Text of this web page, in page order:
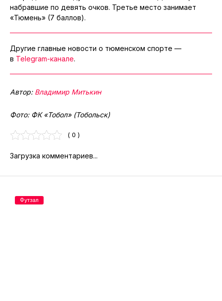
набравшие по девять очков. Третье место занимает
«Тюмень» (7 баллов).
Другие главные новости о тюменском спорте —
в Telegram-канале.
Автор: Владимир Митькин
Фото: ФК «Тобол» (Тобольск)
( 0 )
Загрузка комментариев...
Футзал